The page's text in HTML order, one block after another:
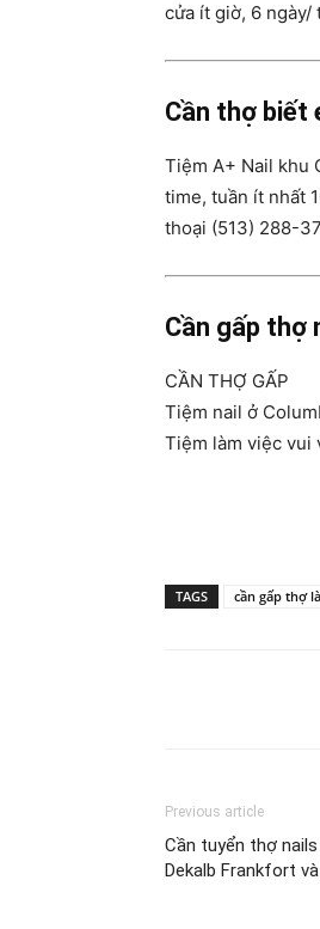
cửa ít giờ, 6 ngày/
Cần thợ biết
Tiệm A+ Nail khu
time, tuần ít nhất
thoại (513) 288-
Cần gấp thợ
CẦN THỢ GẤP
Tiệm nail ở
Tiệm làm việc vui
TAGS cần gấp thợ
Previous article
Cần tuyển thợ
Dekalb Frankfort